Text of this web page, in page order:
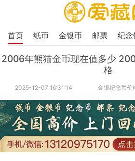
首页 纸币 金银币 邮票 纪念
2006年熊猫金币现在值多少
格
2025-12-07 16:31:14 金银纪念币价